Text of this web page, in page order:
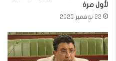
لأول مرة
22 نوفمبر 2025